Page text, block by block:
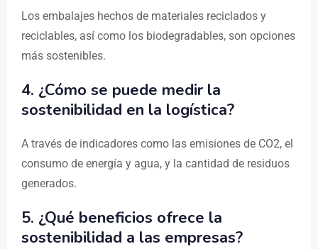
Los embalajes hechos de materiales reciclados y
reciclables, así como los biodegradables, son opciones
más sostenibles.
4. ¿Cómo se puede medir la
sostenibilidad en la logística?
A través de indicadores como las emisiones de CO2, el
consumo de energía y agua, y la cantidad de residuos
generados.
5. ¿Qué beneficios ofrece la
sostenibilidad a las empresas?